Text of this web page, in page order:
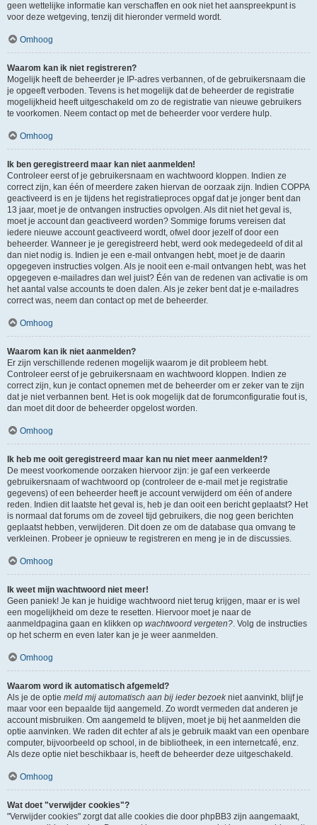
geen wettelijke informatie kan verschaffen en ook niet het aanspreekpunt is
voor deze wetgeving, tenzij dit hieronder vermeld wordt.
Omhoog
Waarom kan ik niet registreren?
Mogelijk heeft de beheerder je IP-adres verbannen, of de gebruikersnaam die
je opgeeft verboden. Tevens is het mogelijk dat de beheerder de registratie
mogelijkheid heeft uitgeschakeld om zo de registratie van nieuwe gebruikers
te voorkomen. Neem contact op met de beheerder voor verdere hulp.
Omhoog
Ik ben geregistreerd maar kan niet aanmelden!
Controleer eerst of je gebruikersnaam en wachtwoord kloppen. Indien ze
correct zijn, kan één of meerdere zaken hiervan de oorzaak zijn. Indien COPPA
geactiveerd is en je tijdens het registratieproces opgaf dat je jonger bent dan
13 jaar, moet je de ontvangen instructies opvolgen. Als dit niet het geval is,
moet je account dan geactiveerd worden? Sommige forums vereisen dat
iedere nieuwe account geactiveerd wordt, ofwel door jezelf of door een
beheerder. Wanneer je je geregistreerd hebt, werd ook medegedeeld of dit al
dan niet nodig is. Indien je een e-mail ontvangen hebt, moet je de daarin
opgegeven instructies volgen. Als je nooit een e-mail ontvangen hebt, was het
opgegeven e-mailadres dan wel juist? Één van de redenen van activatie is om
het aantal valse accounts te doen dalen. Als je zeker bent dat je e-mailadres
correct was, neem dan contact op met de beheerder.
Omhoog
Waarom kan ik niet aanmelden?
Er zijn verschillende redenen mogelijk waarom je dit probleem hebt.
Controleer eerst of je gebruikersnaam en wachtwoord kloppen. Indien ze
correct zijn, kun je contact opnemen met de beheerder om er zeker van te zijn
dat je niet verbannen bent. Het is ook mogelijk dat de forumconfiguratie fout is,
dan moet dit door de beheerder opgelost worden.
Omhoog
Ik heb me ooit geregistreerd maar kan nu niet meer aanmelden!?
De meest voorkomende oorzaken hiervoor zijn: je gaf een verkeerde
gebruikersnaam of wachtwoord op (controleer de e-mail met je registratie
gegevens) of een beheerder heeft je account verwijderd om één of andere
reden. Indien dit laatste het geval is, heb je dan ooit een bericht geplaatst? Het
is normaal dat forums om de zoveel tijd gebruikers, die nog geen berichten
geplaatst hebben, verwijderen. Dit doen ze om de database qua omvang te
verkleinen. Probeer je opnieuw te registreren en meng je in de discussies.
Omhoog
Ik weet mijn wachtwoord niet meer!
Geen paniek! Je kan je huidige wachtwoord niet terug krijgen, maar er is wel
een mogelijkheid om deze te resetten. Hiervoor moet je naar de
aanmeldpagina gaan en klikken op wachtwoord vergeten?. Volg de instructies
op het scherm en even later kan je je weer aanmelden.
Omhoog
Waarom word ik automatisch afgemeld?
Als je de optie meld mij automatisch aan bij ieder bezoekniet aanvinkt, blijf je
maar voor een bepaalde tijd aangemeld. Zo wordt vermeden dat anderen je
account misbruiken. Om aangemeld te blijven, moet je bij het aanmelden die
optie aanvinken. We raden dit echter af als je gebruik maakt van een openbare
computer, bijvoorbeeld op school, in de bibliotheek, in een internetcafé, enz.
Als deze optie niet beschikbaar is, heeft de beheerder deze uitgeschakeld.
Omhoog
Wat doet "verwijder cookies"?
"Verwijder cookies" zorgt dat alle cookies die door phpBB3 zijn aangemaakt,